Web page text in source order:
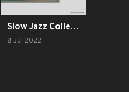
Slow Jazz Collection
8 Jul 2022